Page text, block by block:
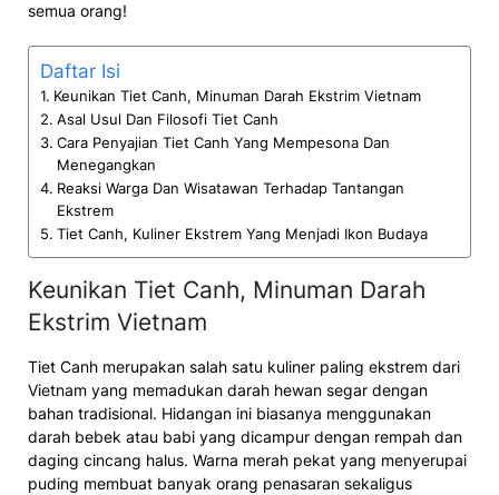
semua orang!
Daftar Isi
Keunikan Tiet Canh, Minuman Darah Ekstrim Vietnam
Asal Usul Dan Filosofi Tiet Canh
Cara Penyajian Tiet Canh Yang Mempesona Dan
Menegangkan
Reaksi Warga Dan Wisatawan Terhadap Tantangan
Ekstrem
Tiet Canh, Kuliner Ekstrem Yang Menjadi Ikon Budaya
Keunikan Tiet Canh, Minuman Darah
Ekstrim Vietnam
Tiet Canh merupakan salah satu kuliner paling ekstrem dari
Vietnam yang memadukan darah hewan segar dengan
bahan tradisional. Hidangan ini biasanya menggunakan
darah bebek atau babi yang dicampur dengan rempah dan
daging cincang halus. Warna merah pekat yang menyerupai
puding membuat banyak orang penasaran sekaligus